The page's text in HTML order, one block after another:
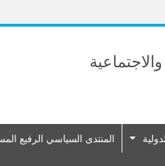
to
content
المنتدى السياسي الرفيع